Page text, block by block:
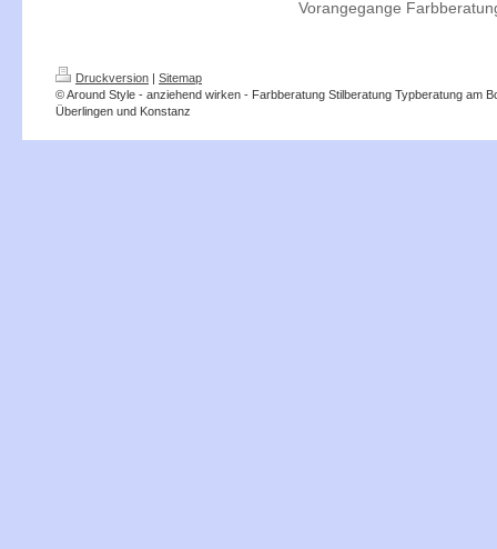
Vorangegange
Druckversion | Sitemap
© Around Style - anziehend wirken - Farbberatung Stilberatung Typberatung am
Überlingen und Konstanz